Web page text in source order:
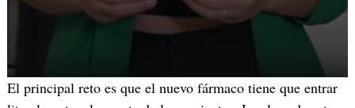
El principal reto es que el nuevo fármaco tiene que entrar